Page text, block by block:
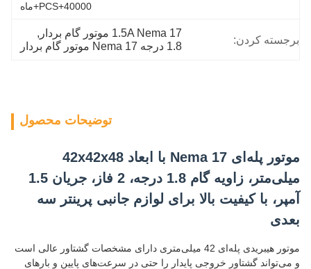
40000+PCS+ماه
برجسته کردن:
1.5A Nema 17 موتور گام بردار
,
1.8 درجه Nema 17 موتور گام بردار
توضیحات محصول
موتور پله‌ای Nema 17 با ابعاد 42x42x48
میلی‌متر، زاویه گام 1.8 درجه، 2 فاز، جریان 1.5
آمپر، با کیفیت بالا برای لوازم جانبی پرینتر سه
بعدی
موتور هیبریدی پله‌ای 42 میلی‌متری دارای مشخصات گشتاور عالی است
و می‌تواند گشتاور خروجی پایدار را حتی در سرعت‌های پایین و بارهای